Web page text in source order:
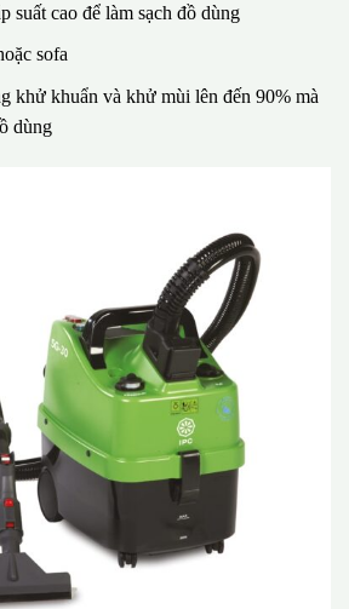
suất cao để làm sạch đồ dùng
sofa
khử khuẩn và khử mùi lên đến 90% mà
dùng